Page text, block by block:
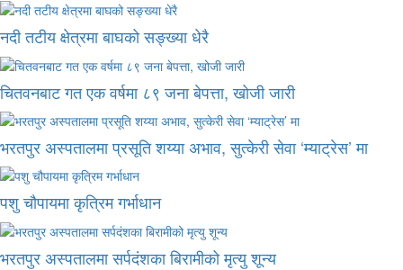
नदी तटीय क्षेत्रमा बाघको सङ्ख्या धेरै
चितवनबाट गत एक वर्षमा ८९ जना बेपत्ता, खोजी जारी
भरतपुर अस्पतालमा प्रसूति शय्या अभाव, सुत्केरी सेवा ‘म्याट्रेस’ मा
पशु चौपायमा कृत्रिम गर्भाधान
भरतपुर अस्पतालमा सर्पदंशका बिरामीको मृत्यु शून्य